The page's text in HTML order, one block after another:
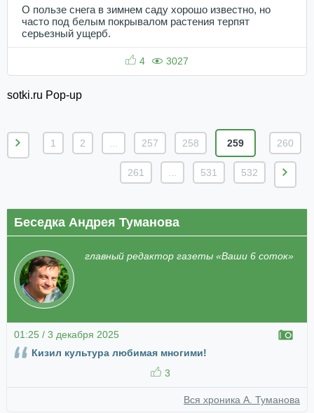
О пользе снега в зимнем саду хорошо известно, но
часто под белым покрывалом растения терпят
серьезный ущерб.
4 3027
sotki.ru Pop-up
1 2 257 258 259 260
261 531 532
Беседка Андрея Туманова
главный редактор газеты «Ваши 6 соток»
01:25 / 3 декабря 2025
Кизил культура любимая многими!
3
Вся хроника А. Туманова